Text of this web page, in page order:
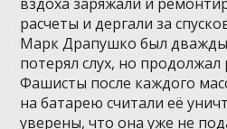
расчеты и дергали за
Марк Драпушко был дважды
потерял слух, но
Фашисты после каждого
на батарею считали её
уверены, что она уже не